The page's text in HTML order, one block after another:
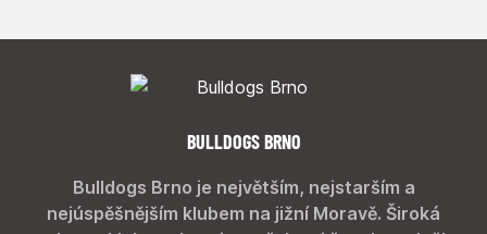
BULLDOGS BRNO
Bulldogs Brno je největším, nejstarším a
nejúspěšnějším klubem na jižní Moravě. Široká